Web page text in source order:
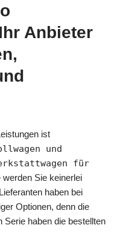
Anbieter
ist
und
für
Sie keinerlei
haben bei
Optionen, denn die
Serie haben die bestellten